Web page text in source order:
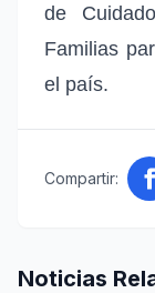
de
Familias
el país.
Compartir:
Noticias